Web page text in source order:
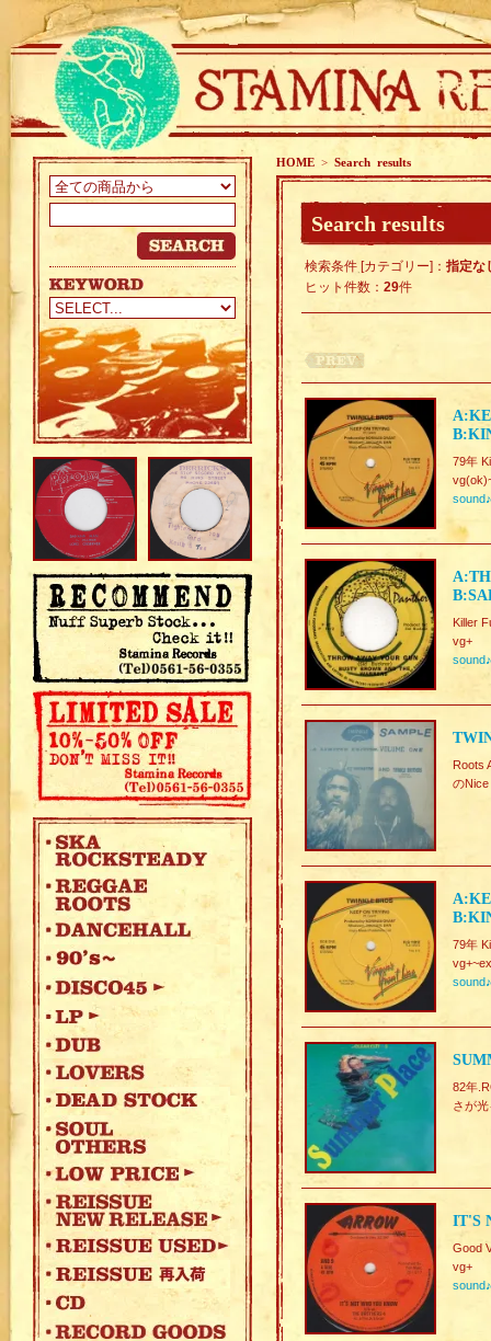
HOME > Search results
Search results
検索条件 [カテゴリー]： 指定な
ヒット件数： 29件
79年
sound♪
Killer
vg+
sound♪
Roots
のNice
79年
sound♪
82年
さが
IT'S
Good
vg+
sound♪